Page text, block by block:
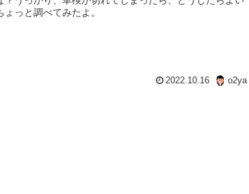
ょっと調べてみたよ。
2022.10.16 o2ya